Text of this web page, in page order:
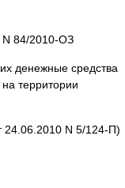
N 84/2010-ОЗ
денежные средства
территории
24.06.2010 N 5/124-П)